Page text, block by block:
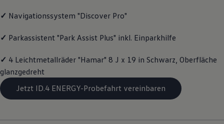
Räder und Reifen
Economy Service
Volkswagen Teile
Modellspezifisches Zubehör
Transport
Entertainment und Elektronik
Individualisieren
✓ Navigationssystem "Discover Pro"
✓ Parkassistent "Park Assist Plus" inkl. Einparkhilfe
✓ 4 Leichtmetallräder "Hamar" 8 J x 19 in Schwarz, Oberfläche
glanzgedreht
Jetzt ID.4 ENERGY-Probefahrt vereinbaren